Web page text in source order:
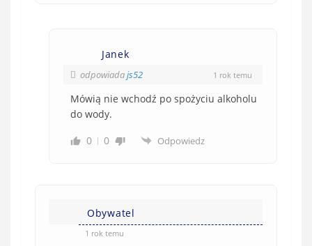
Janek
odpowiadajs52 1 rok temu
Mówią nie wchodź po spożyciu alkoholu
do wody.
0
0 Odpowiedz
Obywatel
1 rok temu